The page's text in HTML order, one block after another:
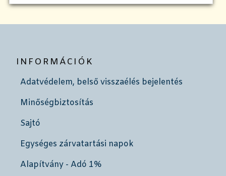
INFORMÁCIÓK
Adatvédelem, belső visszaélés bejelentés
Minőségbiztosítás
Sajtó
Egységes zárvatartási napok
Alapítvány - Adó 1%